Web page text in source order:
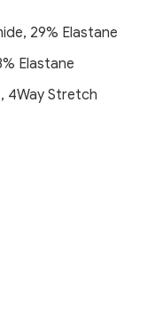
29% Elastane
Elastane
4Way Stretch